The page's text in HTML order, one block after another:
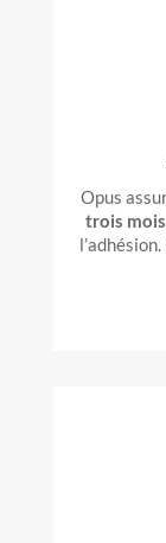
Opus
trois